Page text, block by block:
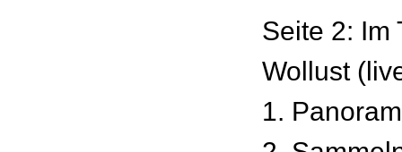
Seite 2: Im
Wollust
1.